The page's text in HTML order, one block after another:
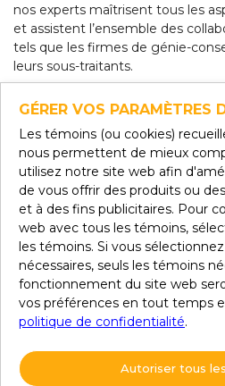
nos experts maîtrisent tous les
et assistent l’ensemble des
tels que les firmes de génie-
leurs sous-traitants.
Restreindre les coûts
Respecter les échéanciers
R éduire les risques
C’est dans un esprit dePLAISIR
DÉTERMINÉSdu Groupe
dans tous les projets que nous
nousDIFFÉRENCIE.
GÉRER VOS PARAMÈTRES
Les témoins (ou cookies)
nous permettent de mieux
utilisez notre site web afin
de vous offrir des produits ou
et à des fins publicitaires. Pour
web avec tous les témoins,
les témoins. Si vous
nécessaires, seuls les témoins
fonctionnement du site web
vos préférences en tout temps
politique de confidentialité.
Autoriser tous